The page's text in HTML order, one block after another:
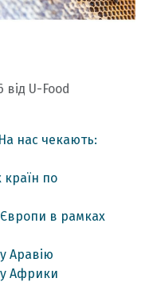
від U-Food
нас чекають:
країн по
Європи в рамках
Аравію
Африки